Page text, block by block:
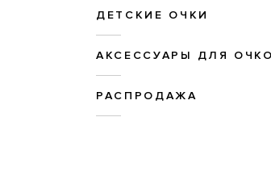
ДЕТСКИЕ ОЧКИ
АКСЕССУАРЫ ДЛЯ
РАСПРОДАЖА